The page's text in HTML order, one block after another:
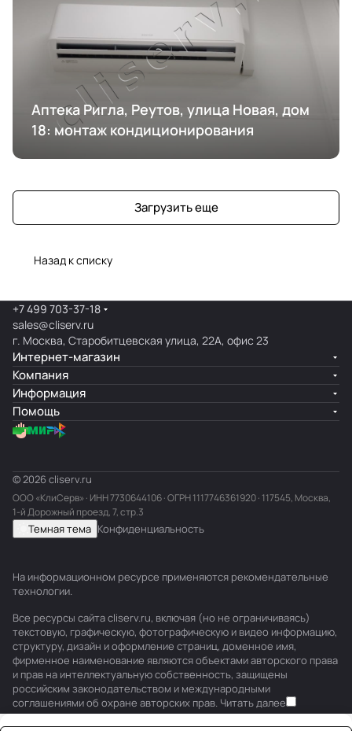
Аптека Ригла, Реутов, улица Новая, дом
18: монтаж кондиционирования
Загрузить еще
Назад к списку
+7 499 703-37-18
sales@cliserv.ru
г. Москва, Старобитцевская улица, 22А, офис 23
Интернет-магазин
Компания
Информация
Помощь
© 2026 cliserv.ru
ООО «КлиСерв» · ИНН7730644106· ОГРН 1117746361920 · 117545, Москва,
1-й Дорожный проезд, 7, стр.3
Темная тема Конфиденциальность
На информационном ресурсе применяются рекомендательные
технологии.
Все ресурсы сайта cliserv.ru, включая (но не ограничиваясь)
текстовую, графическую, фотографическую и видео информацию,
структуру, дизайн и оформление страниц, доменное имя,
фирменное наименование являются объектами авторского права
и прав на интеллектуальную собственность, защищены
российским законодательством и международными
соглашениями об охране авторских прав. Читать далее